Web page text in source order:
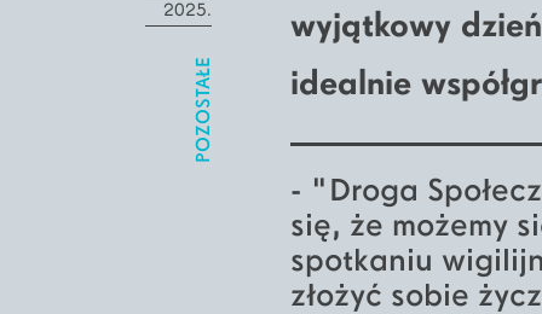
2025.
POZOSTAŁE
wyjątkowy
idealnie
- "Droga
się, że możemy
spotkaniu
złożyć sobie